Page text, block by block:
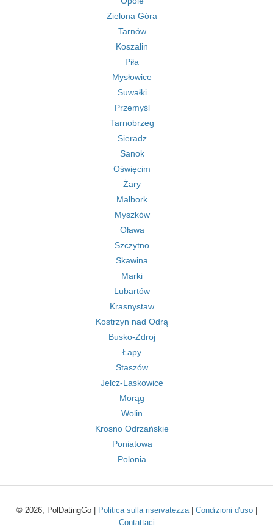
Zielona Góra
Tarnów
Koszalin
Piła
Mysłowice
Suwałki
Przemyśl
Tarnobrzeg
Sieradz
Sanok
Oświęcim
Żary
Malbork
Myszków
Oława
Szczytno
Skawina
Marki
Lubartów
Krasnystaw
Kostrzyn nad Odrą
Busko-Zdroj
Łapy
Staszów
Jelcz-Laskowice
Morąg
Wolin
Krosno Odrzańskie
Poniatowa
Polonia
© 2026, PolDatingGo | Politica sulla riservatezza| Condizioni d'uso|
Contattaci